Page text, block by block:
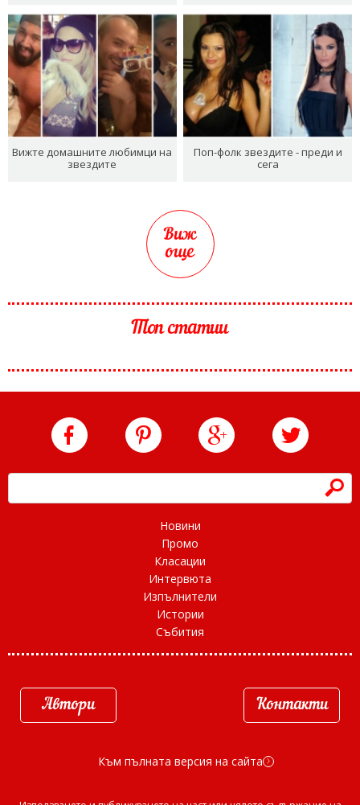
Вижте домашните любимци на
звездите
Поп-фолк звездите - преди и
сега
Виж
още
Топ статии
h
Новини
Промо
Класации
Интервюта
Изпълнители
Истории
Събития
Автори Контакти
Към пълната версия на сайта d